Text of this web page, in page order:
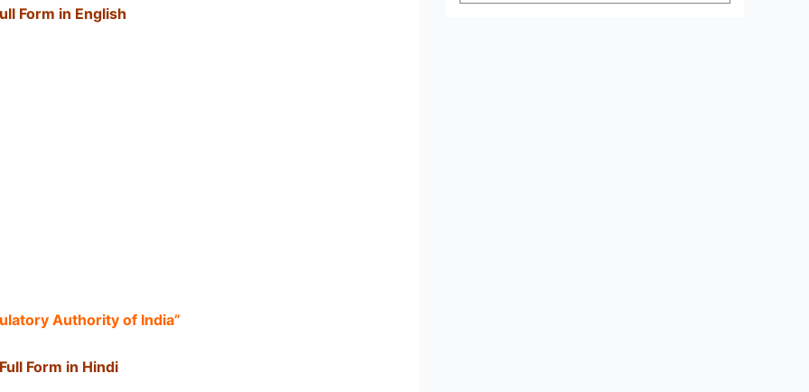
Form in English
Authority of India”
Form in Hindi